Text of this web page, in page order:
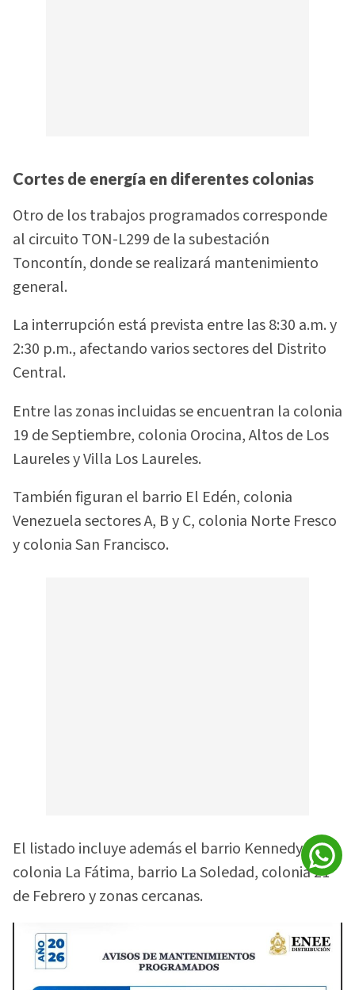
Cortes de energía en diferentes colonias
Otro de los trabajos programados corresponde
al circuito TON-L299 de la subestación
Toncontín, donde se realizará mantenimiento
general.
La interrupción está prevista entre las 8:30 a.m. y
2:30 p.m., afectando varios sectores del Distrito
Central.
Entre las zonas incluidas se encuentran la colonia
19 de Septiembre, colonia Orocina, Altos de Los
Laureles y Villa Los Laureles.
También figuran el barrio El Edén, colonia
Venezuela sectores A, B y C, colonia Norte Fresco
y colonia San Francisco.
El listado incluye además el barrio Kennedy,
colonia La Fátima, barrio La Soledad, colonia 21
de Febrero y zonas cercanas.